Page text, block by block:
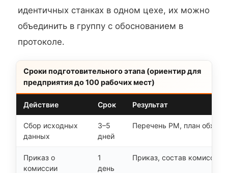
идентичных станках в одном цехе, их можно
объединить в группу с обоснованием в
протоколе.
Сроки подготовительного этапа (ориентир для
предприятия до 100 рабочих мест)
Действие Срок Результат
Сбор исходных
данных
3–5
дней
Перечень РМ, план обхода
Приказ о
комиссии
1
день
Приказ, состав комиссии